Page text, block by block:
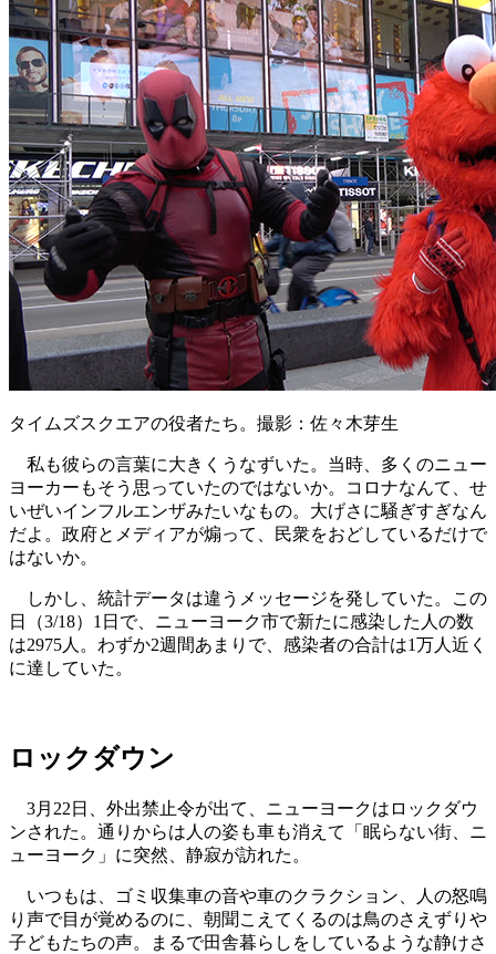
タイムズスクエアの役者たち。撮影：佐々木芽生
私も彼らの言葉に大きくうなずいた。当時、多くのニュー
ヨーカーもそう思っていたのではないか。コロナなんて、せ
いぜいインフルエンザみたいなもの。大げさに騒ぎすぎなん
だよ。政府とメディアが煽って、民衆をおどしているだけで
はないか。
しかし、統計データは違うメッセージを発していた。この
日（3/18）1日で、ニューヨーク市で新たに感染した人の数
は2975人。わずか2週間あまりで、感染者の合計は1万人近く
に達していた。
ロックダウン
3月22日、外出禁止令が出て、ニューヨークはロックダウ
ンされた。通りからは人の姿も車も消えて「眠らない街、ニ
ューヨーク」に突然、静寂が訪れた。
いつもは、ゴミ収集車の音や車のクラクション、人の怒鳴
り声で目が覚めるのに、朝聞こえてくるのは鳥のさえずりや
子どもたちの声。まるで田舎暮らしをしているような静けさ